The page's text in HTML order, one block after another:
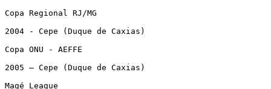
Copa Regional RJ/MG
2004 - Cepe (Duque de Caxias)
Copa ONU - AEFFE
2005 – Cepe (Duque de Caxias)
Magé League